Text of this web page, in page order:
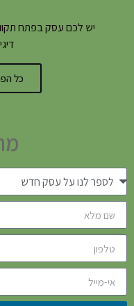
יש לכם עסק בפתח
כל